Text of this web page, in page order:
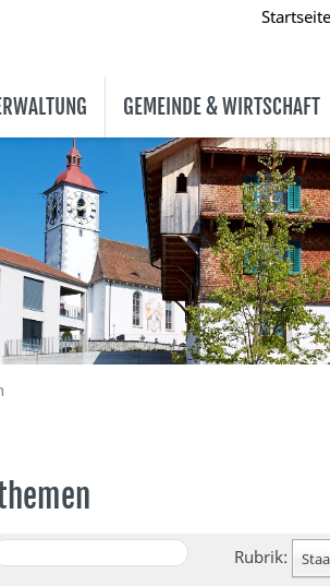
Startseite
GEMEINDE & WIRTSCHAFT
Rubrik: